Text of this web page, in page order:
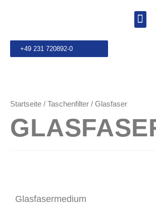
+49 231 720892-0
Startseite / Taschenfilter / Glasfaser
Glasfasermedium